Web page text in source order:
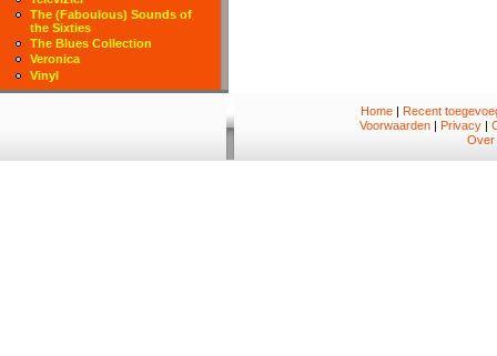
The (Faboulous) Sounds of
the Sixties
The Blues Collection
Veronica
Vinyl
Home|
Recent
Voorwaarden
Privacy
Over